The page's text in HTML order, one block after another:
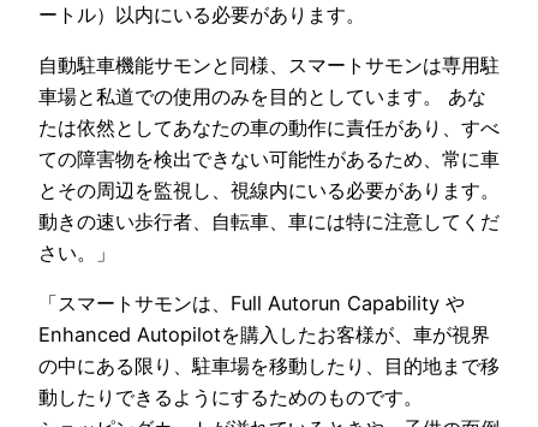
ートル）以内にいる必要があります。
自動駐車機能サモンと同様、スマートサモンは専用駐
車場と私道での使用のみを目的としています。 あな
たは依然としてあなたの車の動作に責任があり、すべ
ての障害物を検出できない可能性があるため、常に車
とその周辺を監視し、視線内にいる必要があります。
動きの速い歩行者、自転車、車には特に注意してくだ
さい。」
「スマートサモンは、Full Autorun Capability や
Enhanced Autopilotを購入したお客様が、車が視界
の中にある限り、駐車場を移動したり、目的地まで移
動したりできるようにするためのものです。